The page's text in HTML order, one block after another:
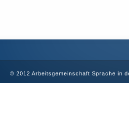
© 2012 Arbeitsgemeinschaft Sprache in